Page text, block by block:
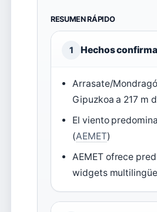
RESUMEN RÁPIDO
1 Hechos
Arrasate/
Gipuzkoa a 217 m
El viento
(AEMET)
AEMET ofrece
widgets